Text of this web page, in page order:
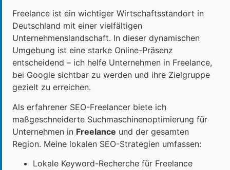
Freelance ist ein wichtiger Wirtschaftsstandort in
Deutschland mit einer vielfältigen
Unternehmenslandschaft. In dieser dynamischen
Umgebung ist eine starke Online-Präsenz
entscheidend – ich helfe Unternehmen in Freelance,
bei Google sichtbar zu werden und ihre Zielgruppe
gezielt zu erreichen.
Als erfahrener SEO-Freelancer biete ich
maßgeschneiderte Suchmaschinenoptimierung für
Unternehmen in Freelance und der gesamten
Region. Meine lokalen SEO-Strategien umfassen:
Lokale Keyword-Recherche für Freelance